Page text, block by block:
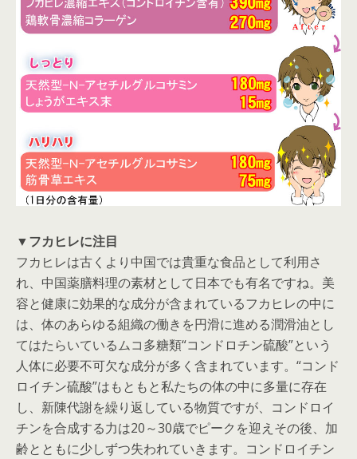
▼フカヒレに注目
フカヒレは古くより中国では貴重な食品として利用さ
れ、中国薬膳料理の素材として日本でも有名ですね。美
容と健康に効果的な成分が含まれているフカヒレの中に
は、体のあらゆる組織の働きを円滑に進める潤滑油とし
てはたらいているムコ多糖類“コンドロチン硫酸”という
人体に必要不可欠な成分が多く含まれています。“コンド
ロイチン硫酸”はもともと私たちの体の中に多量に存在
し、新陳代謝を繰り返している物質ですが、コンドロイ
チンを合成する力は20～30歳でピークを迎えその後、加
齢とともに少しずつ失われていきます。コンドロイチン